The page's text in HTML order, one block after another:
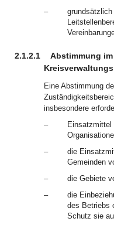
–
2.1.2.1
Abstimmung
Eine Abstimmung
insbesondere
–
Einsatzmittel
–
die
Gemeinden
–
die Gebiete
–
die
des Betriebs
Schutz sie